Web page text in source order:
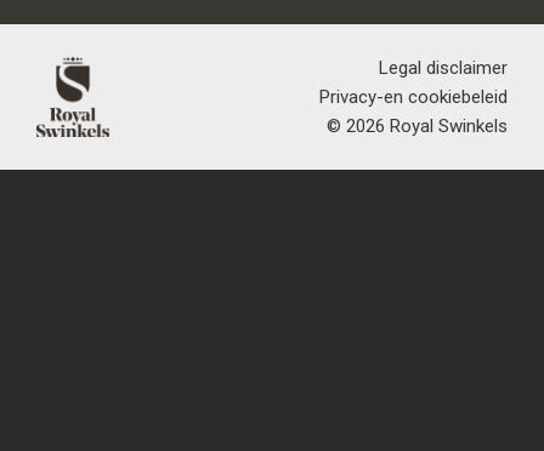
Legal disclaimer
Privacy-en cookiebeleid
© 2026 Royal Swinkels